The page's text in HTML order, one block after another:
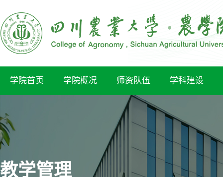
学院首页 学院概况 师资队伍 学科建设
教学管理